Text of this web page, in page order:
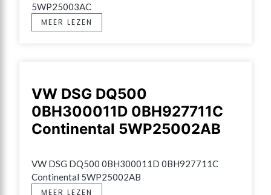
5WP25003AC
MEER LEZEN
VW DSG DQ500
0BH300011D 0BH927711C
Continental 5WP25002AB
VW DSG DQ500 0BH300011D 0BH927711C
Continental 5WP25002AB
MEER LEZEN